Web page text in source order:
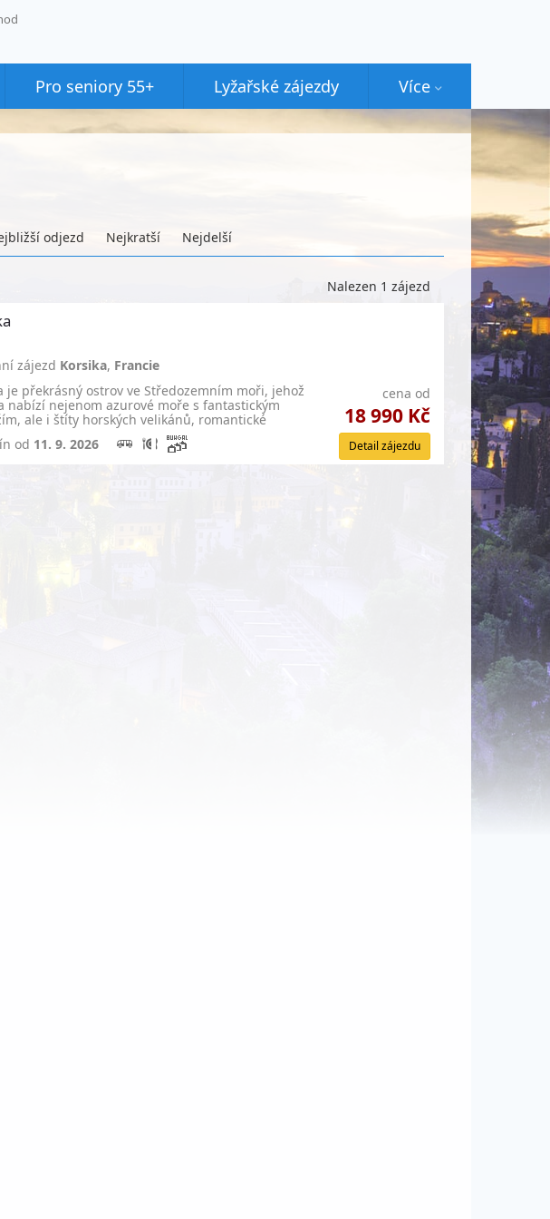
Pro seniory 55+ Lyžařské zájezdy Více
odjezd Nejkratší Nejdelší
Nalezen 1 zájezd
zájezd Korsika, Francie
je překrásný ostrov ve Středozemním moři, jehož
nabízí nejenom azurové moře s fantastickým
ale i štíty horských velikánů, romantické
cena od
18 990 Kč
od 11. 9. 2026 Detail zájezdu